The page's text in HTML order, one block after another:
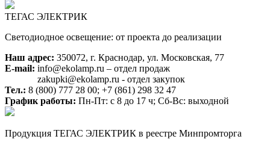
ТЕГАС ЭЛЕКТРИК
Светодиодное освещение: от проекта до реализации
Наш адрес: 350072, г. Краснодар, ул. Московская, 77
E-mail: info@ekolamp.ru – отдел продаж
zakupki@ekolamp.ru - отдел закупок
Тел.: 8 (800) 777 28 00; +7 (861) 298 32 47
График работы: Пн-Пт: с 8 до 17 ч; Сб-Вс: выходной
Продукция ТЕГАС ЭЛЕКТРИК в реестре Минпромторга